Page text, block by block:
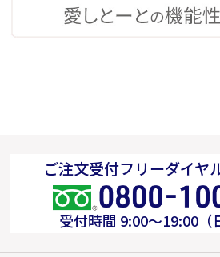
ご注文受付フリーダイヤ
受付時間 9:00～19:00（